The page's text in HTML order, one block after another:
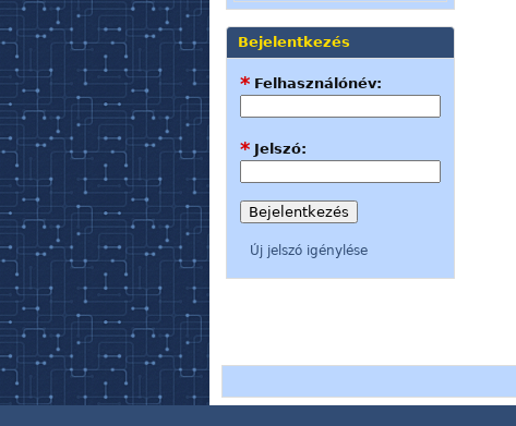
Bejelentkezés
Felhasználónév:
*
Jelszó:
*
Új jelszó igénylése